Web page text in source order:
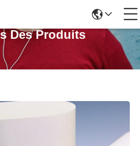
Des Produits